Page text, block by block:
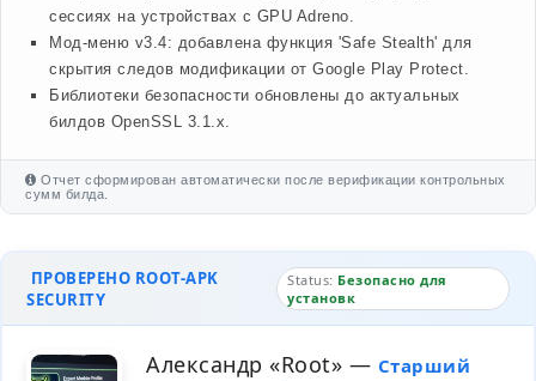
сессиях на устройствах с GPU Adreno.
Мод-меню v3.4: добавлена функция 'Safe Stealth' для
скрытия следов модификации от Google Play Protect.
Библиотеки безопасности обновлены до актуальных
билдов OpenSSL 3.1.x.
Отчет сформирован автоматически после верификации контрольных
сумм билда.
ПРОВЕРЕНО ROOT-APK
SECURITY
Status: Безопасно для
установк
Александр «Root» — Старший